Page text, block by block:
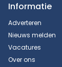
Informatie
Adverteren
Nieuws melden
Vacatures
Over ons